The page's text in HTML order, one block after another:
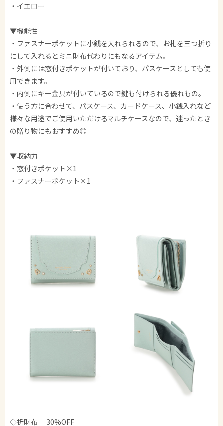
・イエロー
▼機能性
・ファスナーポケットに小銭を入れられるので、お札を三つ折り
にして入れるとミニ財布代わりにもなるアイテム。
・外側には窓付きポケットが付いており、パスケースとしても使
用できます。
・内側にキー金具が付いているので鍵も付けられる優れもの。
・使う方に合わせて、パスケース、カードケース、小銭入れなど
様々な用途でご使用いただけるマルチケースなので、迷ったとき
の贈り物にもおすすめ◎
▼収納力
・窓付きポケット×1
・ファスナーポケット×1
◇折財布 30%OFF